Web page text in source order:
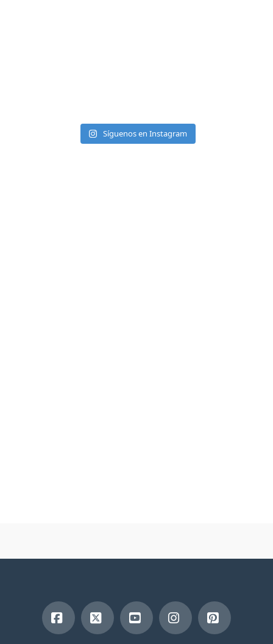
Síguenos en Instagram